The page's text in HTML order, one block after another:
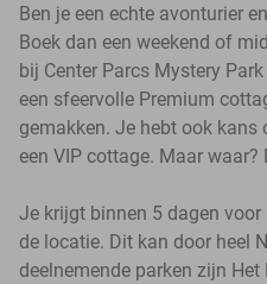
Ben je een echte avonturier
Boek dan een weekend of
bij Center Parcs Mystery
een sfeervolle Premium
gemakken. Je hebt ook kans
een VIP cottage. Maar waar?
Je krijgt binnen 5 dagen
de locatie. Dit kan door heel
deelnemende parken zijn